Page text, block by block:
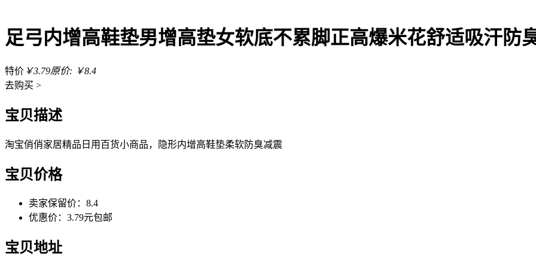
足弓内增高鞋垫男增高垫女软底不累脚正高爆米花舒适吸汗防
特价 ￥3.79原价: ￥8.4
去购买 >
宝贝描述
淘宝俏俏家居精品日用百货小商品，隐形内增高鞋垫柔软防臭减震
宝贝价格
卖家保留价：8.4
优惠价：3.79元包邮
宝贝地址